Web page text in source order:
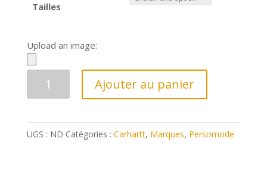
Tailles
Upload an image:
carhartt
simple
Ajouter au panier
UGS : ND Catégories : Carhartt, Marques, Persomode